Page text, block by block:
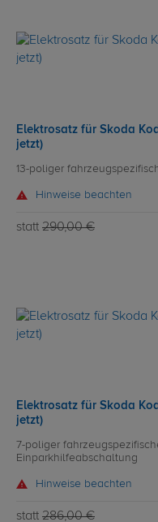
Elektrosatz für Skoda
jetzt)
13-poliger
Hinweise beachten
statt 290,00 €
Elektrosatz für Skoda
jetzt)
7-poliger
Einparkhilfeabschaltung
Hinweise beachten
statt 286,00 €